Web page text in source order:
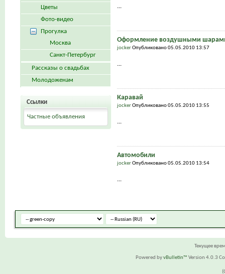
...
Оформление воздушными
jockerОпубликовано 05.05.2010 13:57
...
Каравай
jockerОпубликовано 05.05.2010 13:55
...
Автомобили
jockerОпубликовано 05.05.2010 13:54
...
Цветы
Фото-видео
Прогулка
Москва
Санкт-Петербург
Рассказы о свадьбах
Молодоженам
Ссылки
Частные объявления
Текущее
Powered byvBulletin™ Version 4.0.3